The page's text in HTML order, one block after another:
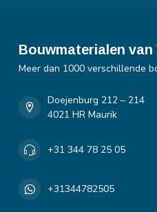
Bouwmaterialen van
Meer dan 1000 verschillende
Doejenburg 212 – 214
4021 HR Maurik
+31 344 78 25 05
+31344782505